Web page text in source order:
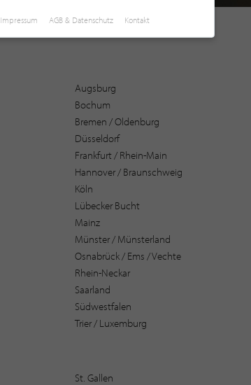
Augsburg
Bochum
Bremen / Oldenburg
Düsseldorf
Frankfurt / Rhein-Main
Hannover / Braunschweig
Köln
Lübecker Bucht
Mainz
Münster / Münsterland
Osnabrück / Ems / Vechte
Rhein-Neckar
Saarland
Südwestfalen
Trier / Luxemburg
St. Gallen
Impressum AGB & Datenschutz Kontakt